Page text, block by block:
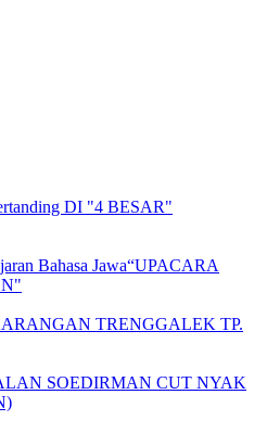
DI "4 BESAR"
Bahasa Jawa“UPACARA
TRENGGALEK TP.
SOEDIRMAN CUT NYAK